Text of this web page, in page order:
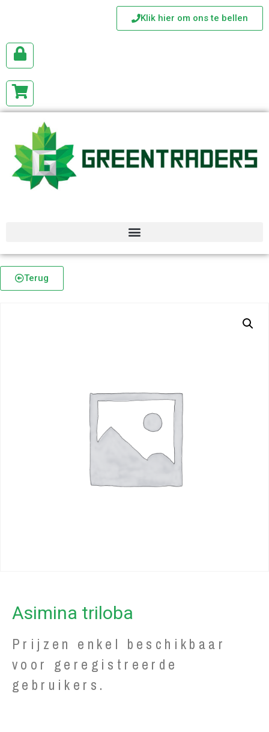
Klik hier om ons te bellen
Terug
Asimina triloba
Prijzen enkel beschikbaar
voor geregistreerde
gebruikers.